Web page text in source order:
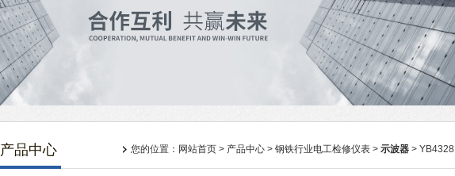
产品中心 您的位置： 网站首页 > 产品中心 > 钢铁行业电工检修仪表 > 示波器 >